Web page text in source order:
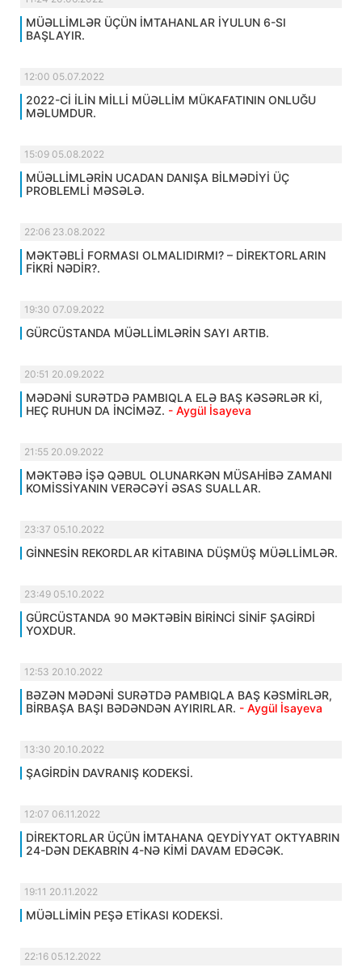
MÜƏLLİMLƏR ÜÇÜN İMTAHANLAR İYULUN 6-SI
BAŞLAYIR.
12:00 05.07.2022
2022-Cİ İLİN MİLLİ MÜƏLLİM MÜKAFATININ ONLUĞU
MƏLUMDUR.
15:09 05.08.2022
MÜƏLLİMLƏRİN UCADAN DANIŞA BİLMƏDİYİ ÜÇ
PROBLEMLİ MƏSƏLƏ.
22:06 23.08.2022
MƏKTƏBLİ FORMASI OLMALIDIRMI? – DİREKTORLARIN
FİKRİ NƏDİR?.
19:30 07.09.2022
GÜRCÜSTANDA MÜƏLLİMLƏRİN SAYI ARTIB.
20:51 20.09.2022
MƏDƏNİ SURƏTDƏ PAMBIQLA ELƏ BAŞ KƏSƏRLƏR Kİ,
HEÇ RUHUN DA İNCİMƏZ. - Aygül İsayeva
21:55 20.09.2022
MƏKTƏBƏ İŞƏ QƏBUL OLUNARKƏN MÜSAHİBƏ ZAMANI
KOMİSSİYANIN VERƏCƏYİ ƏSAS SUALLAR.
23:37 05.10.2022
GİNNESİN REKORDLAR KİTABINA DÜŞMÜŞ MÜƏLLİMLƏR.
23:49 05.10.2022
GÜRCÜSTANDA 90 MƏKTƏBİN BİRİNCİ SİNİF ŞAGİRDİ
YOXDUR.
12:53 20.10.2022
BƏZƏN MƏDƏNİ SURƏTDƏ PAMBIQLA BAŞ KƏSMİRLƏR,
BİRBAŞA BAŞI BƏDƏNDƏN AYIRIRLAR. - Aygül İsayeva
13:30 20.10.2022
ŞAGİRDİN DAVRANIŞ KODEKSİ.
12:07 06.11.2022
DİREKTORLAR ÜÇÜN İMTAHANA QEYDİYYAT OKTYABRIN
24-DƏN DEKABRIN 4-NƏ KİMİ DAVAM EDƏCƏK.
19:11 20.11.2022
MÜƏLLİMİN PEŞƏ ETİKASI KODEKSİ.
22:16 05.12.2022